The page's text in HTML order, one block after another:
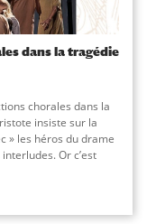
dans la tragédie
chorales dans la
insiste sur la
» les héros du drame
Or c’est